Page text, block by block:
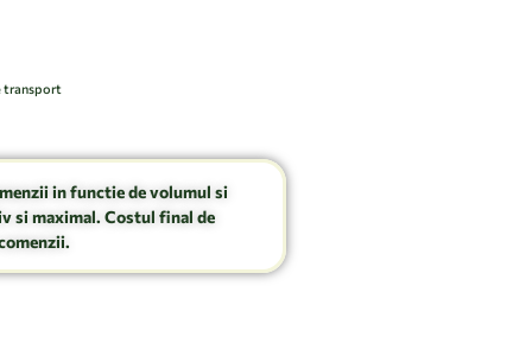
transport
in functie de volumul si
si maximal. Costul final de